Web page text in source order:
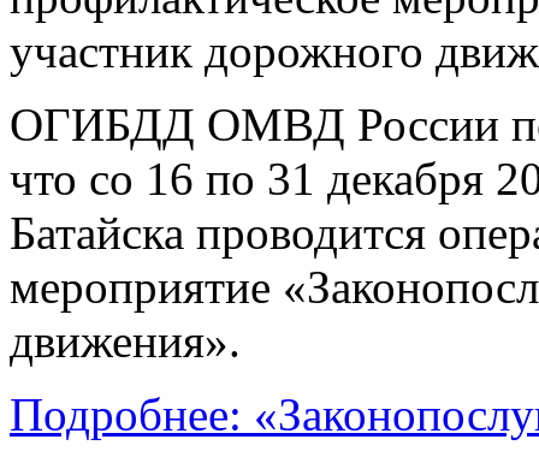
участник дорожного
ОГИБДД ОМВД России по
что со 16 по 31 декабря
Батайска проводится
мероприятие
движения».
Подробнее: